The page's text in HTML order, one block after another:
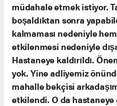
müdahale etmek istiyor.
boşaldıktan sonra
kalmaması nedeniyle
etkilenmesi nedeniyle
Hastaneye kaldırıldı.
yok. Yine adliyemiz
mahalle bekçisi
etkilendi. O da